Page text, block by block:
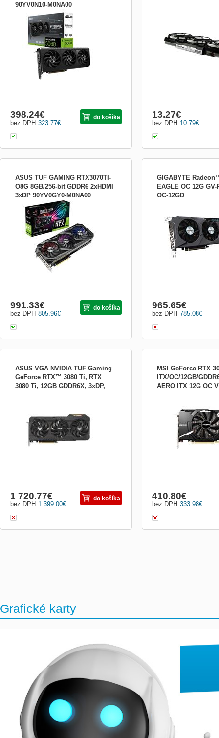
90YV0N10-M0NA00
Pripravený na výkon Zažite prvotriedny
výkon s grafickou kartou Prime GeForce
RTX 5060, grafickou kartou GeForce pre
nadšencov SFF, ktorá sa vyznačuje 2,5-
slotovým dizajnom pre rozšírenú
kompatibilitu a je vylepšená o trojitý
ventilátor pre špičkové prúde
323.77€
bez DPH
398.24€ do košíka
10.79€
bez DPH
13.27€
ASUS TUF GAMING RTX3070TI-
O8G 8GB/256-bit GDDR6 2xHDMI
3xDP 90YV0GY0-M0NA00
Výrobca procesora graf. karty:nVidia;
Grafický čip:NVIDIA RTX 3070 Ti;
Chladenie grafickej karty:Aktívne; Typ
zbernice grafickej karty:PCIe; Počet DP
Portov:3; Počet HDMI portov:2; Kapacita
pamäte:8 GB
805.96€
bez DPH
991.33€ do košíka
GIGABYTE
EAGLE OC 12G GV-
OC-12GD
DirectX: 12 Ultimate
Frekvence jádra: *Boost
2620 MHz *Game Clock
Frekvence paměti:
785.08€
bez DPH
965.65€
ASUS VGA NVIDIA TUF Gaming
GeForce RTX™ 3080 Ti, RTX
3080 Ti, 12GB GDDR6X, 3xDP,
1 399.00€
bez DPH
1 720.77€ do košíka
MSI GeForce RTX
ITX/OC/12GB/
AERO ITX 12G OC
Gen 4 DirectX: 12 Open
Frekvence jádra: 1792
paměti: 15 000 M Max.
4320 Počet stream/
333.98€
bez DPH
410.80€
Grafické karty